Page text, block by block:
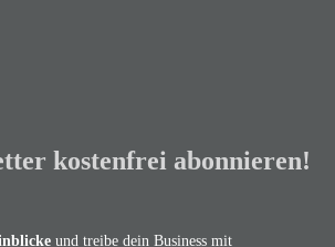
kostenfrei abonnieren!
und treibe dein Business mit